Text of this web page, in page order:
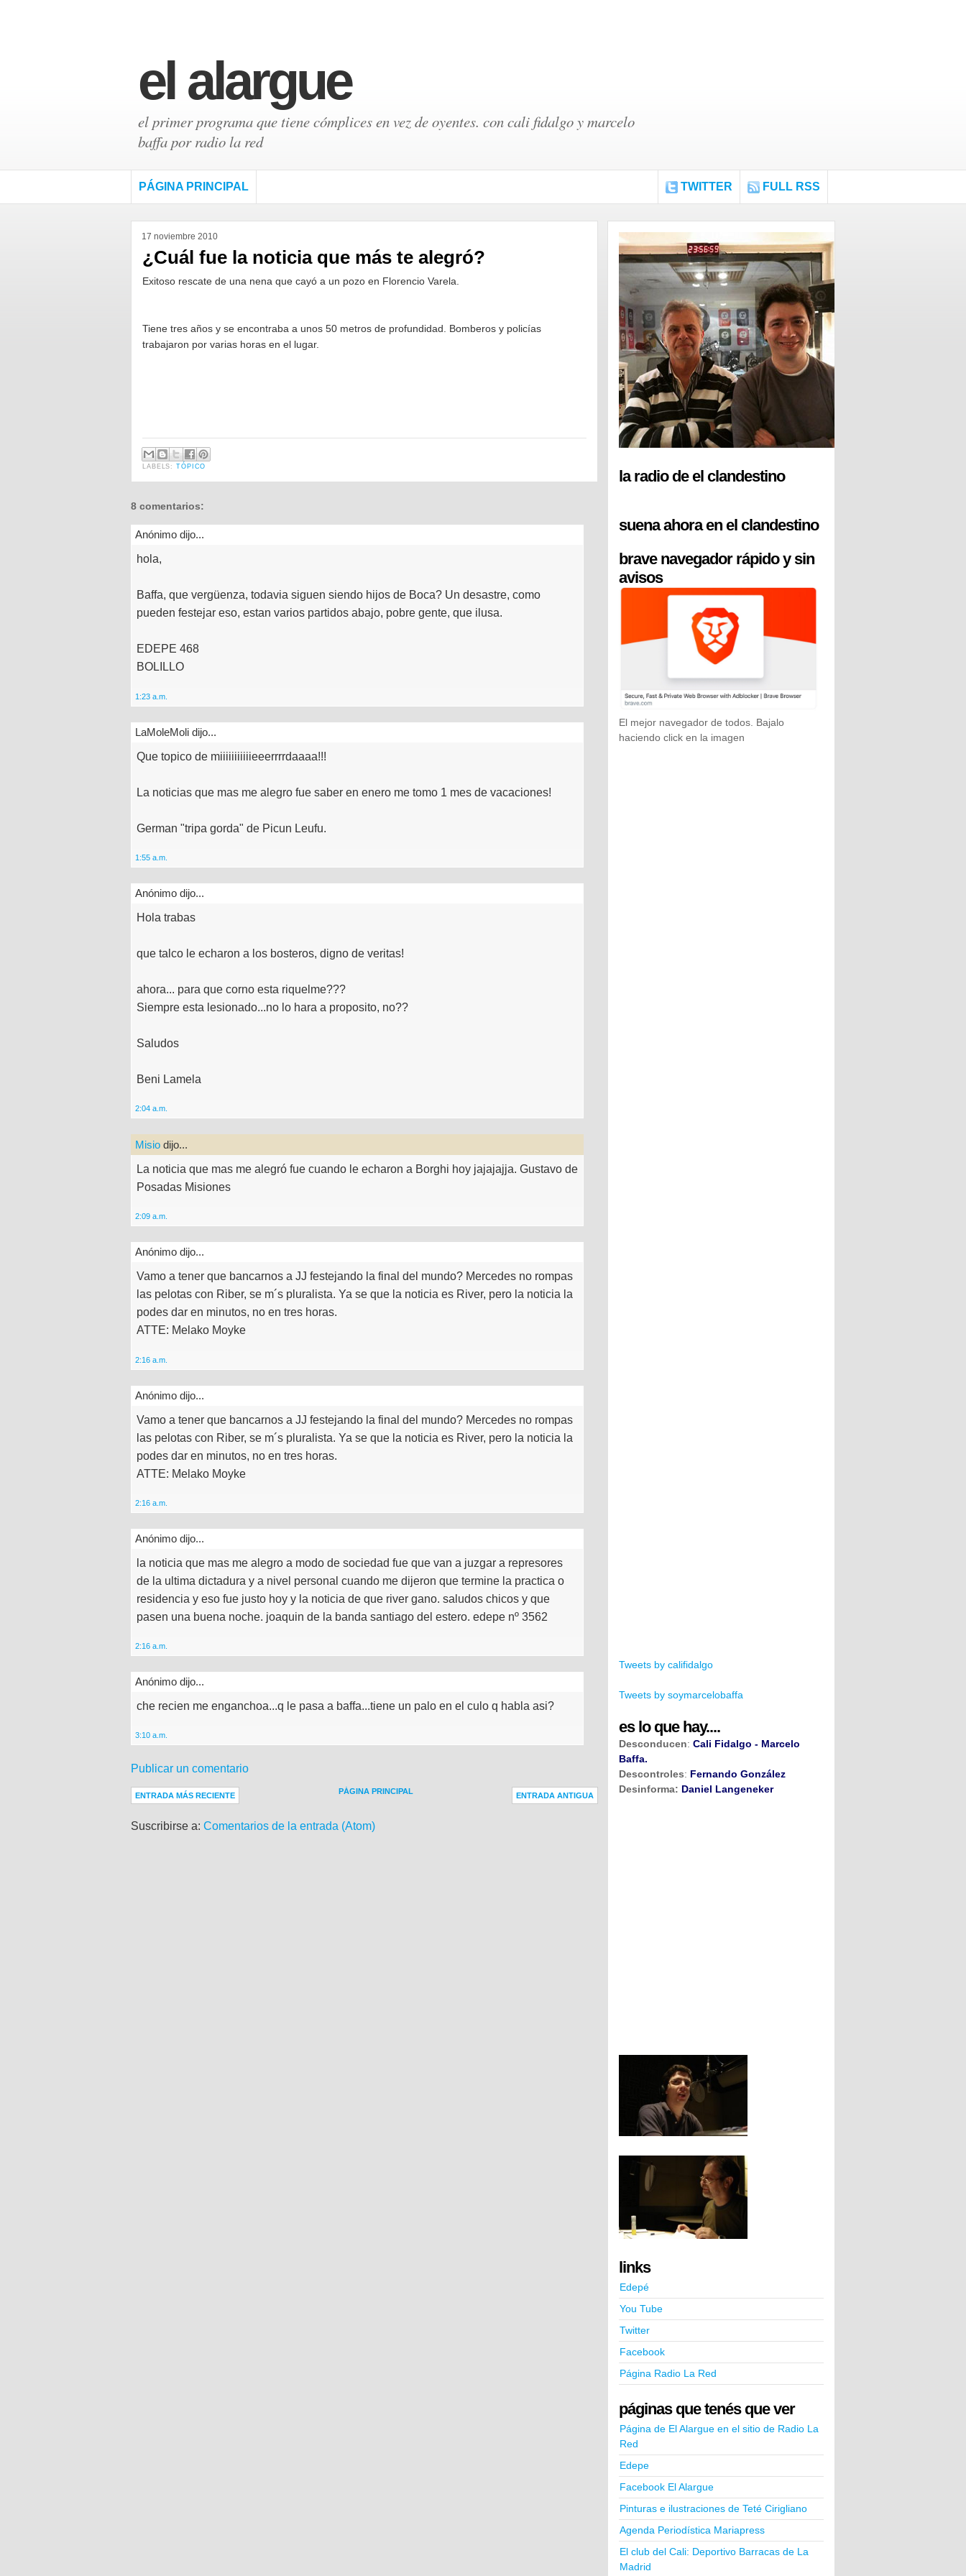
el alargue
el primer programa que tiene cómplices en vez de oyentes. con cali fidalgo y marcelo
baffa por radio la red
PÁGINA PRINCIPAL TWITTER FULL RSS
17 noviembre 2010
¿Cuál fue la noticia que más te alegró?
Exitoso rescate de una nena que cayó a un pozo en Florencio Varela.
Tiene tres años y se encontraba a unos 50 metros de profundidad. Bomberos y policías
trabajaron por varias horas en el lugar.
LABELS:TÓPICO
8 comentarios:
Anónimo dijo...
hola,
Baffa, que vergüenza, todavia siguen siendo hijos de Boca? Un desastre, como
pueden festejar eso, estan varios partidos abajo, pobre gente, que ilusa.
EDEPE 468
BOLILLO
1:23 a.m.
LaMoleMoli dijo...
Que topico de miiiiiiiiiiieeerrrrdaaaa!!!
La noticias que mas me alegro fue saber en enero me tomo 1 mes de vacaciones!
German "tripa gorda" de Picun Leufu.
1:55 a.m.
Anónimo dijo...
Hola trabas
que talco le echaron a los bosteros, digno de veritas!
ahora... para que corno esta riquelme???
Siempre esta lesionado...no lo hara a proposito, no??
Saludos
Beni Lamela
2:04 a.m.
Misio dijo...
La noticia que mas me alegró fue cuando le echaron a Borghi hoy jajajajja. Gustavo de
Posadas Misiones
2:09 a.m.
Anónimo dijo...
Vamo a tener que bancarnos a JJ festejando la final del mundo? Mercedes no rompas
las pelotas con Riber, se m´s pluralista. Ya se que la noticia es River, pero la noticia la
podes dar en minutos, no en tres horas.
ATTE: Melako Moyke
2:16 a.m.
Anónimo dijo...
Vamo a tener que bancarnos a JJ festejando la final del mundo? Mercedes no rompas
las pelotas con Riber, se m´s pluralista. Ya se que la noticia es River, pero la noticia la
podes dar en minutos, no en tres horas.
ATTE: Melako Moyke
2:16 a.m.
Anónimo dijo...
la noticia que mas me alegro a modo de sociedad fue que van a juzgar a represores
de la ultima dictadura y a nivel personal cuando me dijeron que termine la practica o
residencia y eso fue justo hoy y la noticia de que river gano. saludos chicos y que
pasen una buena noche. joaquin de la banda santiago del estero. edepe nº 3562
2:16 a.m.
Anónimo dijo...
che recien me enganchoa...q le pasa a baffa...tiene un palo en el culo q habla asi?
3:10 a.m.
Publicar un comentario
ENTRADA MÁS RECIENTE ENTRADA ANTIGUA
PÁGINA PRINCIPAL
Suscribirse a: Comentarios de la entrada (Atom)
la radio de el clandestino
suena ahora en el clandestino
brave navegador rápido y sin
avisos
El mejor navegador de todos. Bajalo
haciendo click en la imagen
Tweets by califidalgo
Tweets by soymarcelobaffa
es lo que hay....
Desconducen: Cali Fidalgo - Marcelo
Baffa.
Descontroles: Fernando González
Desinforma: Daniel Langeneker
links
Edepé
You Tube
Twitter
Facebook
Página Radio La Red
páginas que tenés que ver
Página de El Alargue en el sitio de Radio La
Red
Edepe
Facebook El Alargue
Pinturas e ilustraciones de Teté Cirigliano
Agenda Periodística Mariapress
El club del Cali: Deportivo Barracas de La
Madrid